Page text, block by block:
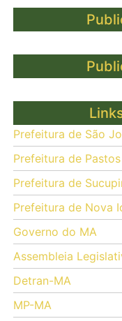
Prefeitura de São
Prefeitura de
Prefeitura de
Prefeitura de Nova
Governo do MA
Assembleia
Detran-MA
MP-MA